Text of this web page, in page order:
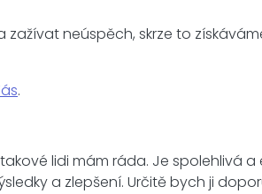
neúspěch, skrze to
.
lidi mám ráda. Je
a zlepšení. Určitě bych ji